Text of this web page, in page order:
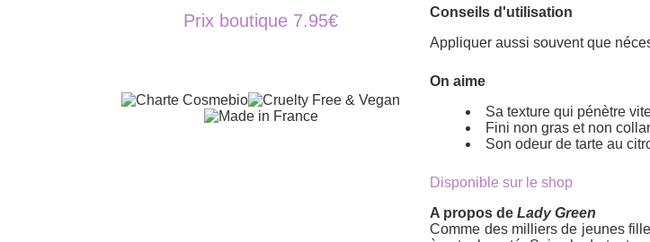
Prix boutique 7.95€
Conseils d'utilisation
Appliquer aussi souvent que
On aime
Sa texture qui pénètre
Fini non gras et non
Son odeur de tarte au
Disponible sur le shop
A propos deLady Green
Comme des milliers de jeunes